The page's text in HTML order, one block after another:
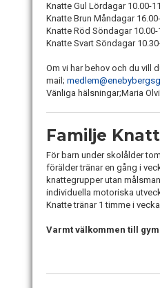
Knatte Gul Lördagar 10.00-
Knatte Brun Måndagar
Knatte Röd Söndagar
Knatte Svart Söndagar
Om vi har behov och du vill
mail;
Vänliga hälsningar;Maria
Familje
För barn under skolålder
förälder tränar en gång i
knattegrupper utan
individuella motoriska
Knatte tränar 1 timme i
Varmt välkommen till